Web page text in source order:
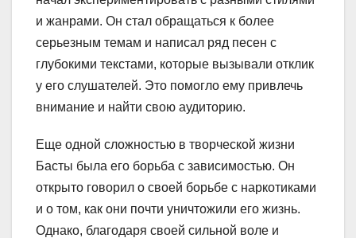
и жанрами. Он стал обращаться к более
серьезным темам и написал ряд песен с
глубокими текстами, которые вызывали отклик
у его слушателей. Это помогло ему привлечь
внимание и найти свою аудиторию.
Еще одной сложностью в творческой жизни
Басты была его борьба с зависимостью. Он
открыто говорил о своей борьбе с наркотиками
и о том, как они почти уничтожили его жизнь.
Однако, благодаря своей сильной воле и